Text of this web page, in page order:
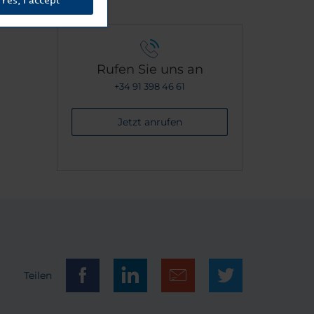
purer
Die
Rufen Sie uns an
+34 91 398 46 61
Jetzt anrufen
Teilen